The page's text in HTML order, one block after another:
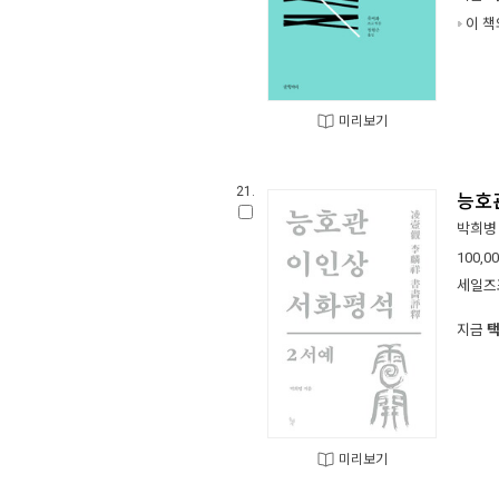
미리보기
이
21.
미리보기
능호
박희병
세일
지금